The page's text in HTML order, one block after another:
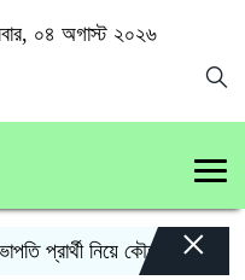
০৪ অগাস্ট ২০২৬
প্রার্থী নিয়ে কৌতূহল ×